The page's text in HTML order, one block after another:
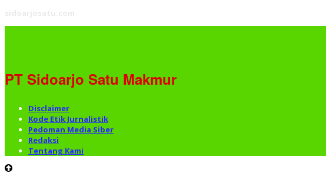
PT Sidoarjo Satu Makmur
Disclaimer
Kode Etik Jurnalistik
Pedoman Media Siber
Redaksi
Tentang Kami